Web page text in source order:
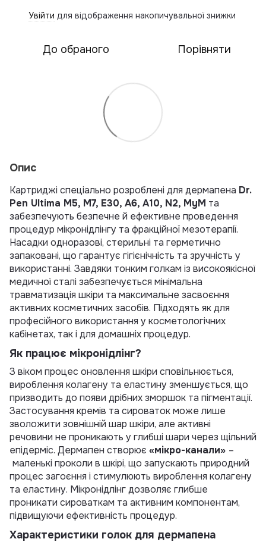
Увійти для відображення накопичувальної знижки
До обраного Порівняти
Опис
Картриджі спеціально розроблені для дермапена Dr.
Pen Ultima M5, M7, E30, A6, A10, N2, MyM та
забезпечують безпечне й ефективне проведення
процедур мікронідлінгу та фракційної мезотерапії.
Насадки одноразові, стерильні та герметично
запаковані, що гарантує гігієнічність та зручність у
використанні. Завдяки тонким голкам із високоякісної
медичної сталі забезпечується мінімальна
травматизація шкіри та максимальне засвоєння
активних косметичних засобів. Підходять як для
професійного використання у косметологічних
кабінетах, так і для домашніх процедур.
Як працює мікронідлінг?
З віком процес оновлення шкіри сповільнюється,
вироблення колагену та еластину зменшується, що
призводить до появи дрібних зморшок та пігментації.
Застосування кремів та сироваток може лише
зволожити зовнішній шар шкіри, але активні
речовини не проникають у глибші шари через щільний
епідерміс. Дермапен створює «мікро-канали» –
маленькі проколи в шкірі, що запускають природний
процес загоєння і стимулюють вироблення колагену
та еластину. Мікронідлінг дозволяє глибше
проникати сироваткам та активним компонентам,
підвищуючи ефективність процедур.
Характеристики голок для дермапена